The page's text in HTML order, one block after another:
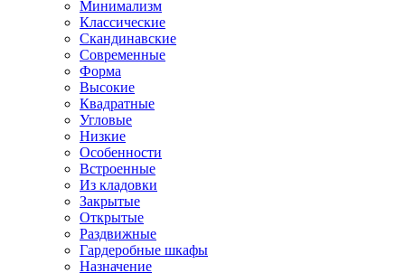
Минимализм
Классические
Скандинавские
Современные
Форма
Высокие
Квадратные
Угловые
Низкие
Особенности
Встроенные
Из кладовки
Закрытые
Открытые
Раздвижные
Гардеробные шкафы
Назначение